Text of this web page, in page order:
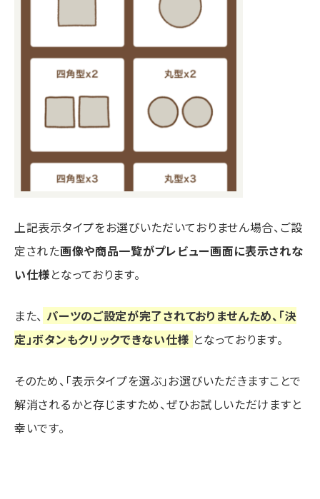
上記表示タイプをお選びいただいておりません場合、ご設
定された画像や商品一覧がプレビュー画面に表示されな
い仕様となっております。
また、 パーツのご設定が完了されておりませんため、「決
定」ボタンもクリックできない仕様 となっております。
そのため、「表示タイプを選ぶ」お選びいただきますことで
解消されるかと存じますため、ぜひお試しいただけますと
幸いです。